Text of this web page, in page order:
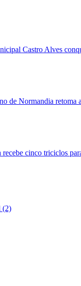
Castro Alves
de Normandia retoma
recebe cinco triciclos
(2)